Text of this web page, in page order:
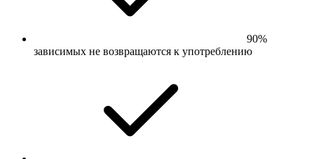
90%
зависимых не возвращаются к употреблению